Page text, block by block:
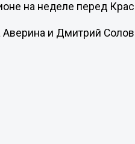
на неделе перед
Аверина и Дмитрий